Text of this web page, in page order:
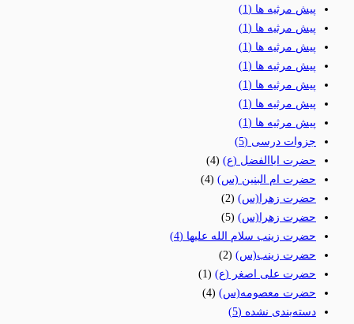
پیش مرثیه ها (1)
پیش مرثیه ها (1)
پیش مرثیه ها (1)
پیش مرثیه ها (1)
پیش مرثیه ها (1)
پیش مرثیه ها (1)
پیش مرثیه ها (1)
جزوات درسی (5)
حضرت اباالفضل (ع) (4)
حضرت ام البنین (س) (4)
حضرت زهرا(س) (2)
حضرت زهرا(س) (5)
حضرت زینب سلام الله علیها (4)
حضرت زینب(س) (2)
حضرت علی اصغر (ع) (1)
حضرت معصومه(س) (4)
دسته‌بندی نشده (5)